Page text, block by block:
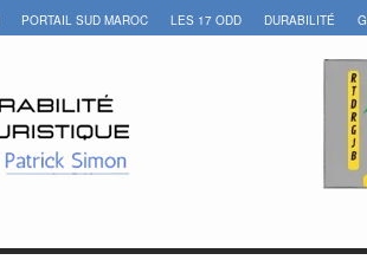
PORTAIL SUD MAROC LES 17 ODD DURABILITÉ